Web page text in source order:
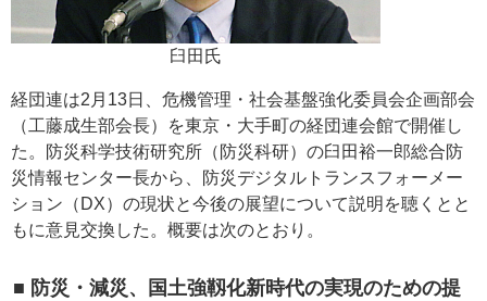
臼田氏
経団連は2月13日、危機管理・社会基盤強化委員会企画部会
（工藤成生部会長）を東京・大手町の経団連会館で開催し
た。防災科学技術研究所（防災科研）の臼田裕一郎総合防
災情報センター長から、防災デジタルトランスフォーメー
ション（DX）の現状と今後の展望について説明を聴くとと
もに意見交換した。概要は次のとおり。
■ 防災・減災、国土強靱化新時代の実現のための提